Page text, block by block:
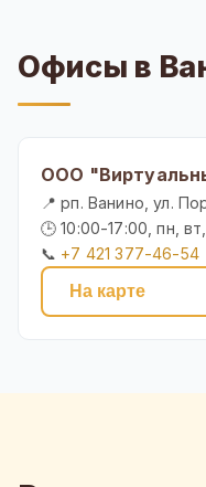
Офисы в
ООО
📍 рп. Ванино, ул.
🕒 10:00-17:00, пн,
📞 +7 421 377-46-54
На карте